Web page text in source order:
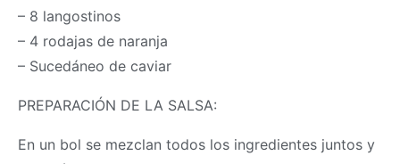
– 8 langostinos
– 4 rodajas de naranja
– Sucedáneo de caviar
PREPARACIÓN DE LA SALSA:
En un bol se mezclan todos los ingredientes juntos y